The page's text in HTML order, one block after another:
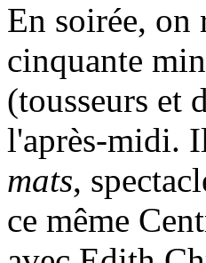
En soirée, on
cinquante
(tousseurs et
l'après-midi.
mats,
ce même